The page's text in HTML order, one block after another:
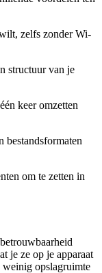
zelfs zonder Wi-
structuur van je
keer omzetten
bestandsformaten
om te zetten in
je ze op je apparaat
weinig opslagruimte